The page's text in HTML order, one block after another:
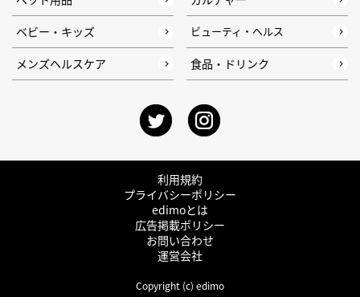
ベビー・キッズ
ビューティ・ヘルス
メンズヘルスケア 食品・ドリンク
利用規約
プライバシーポリシー
edimoとは
広告掲載ポリシー
お問い合わせ
運営会社
Copyright (c) edimo